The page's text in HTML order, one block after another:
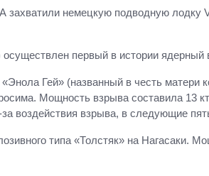
немецкую подводную лодку
первый в истории ядерный
Гей» (названный в честь
Мощность взрыва составила 13
воздействия взрыва, в следующие
типа «Толстяк» на Нагасаки.